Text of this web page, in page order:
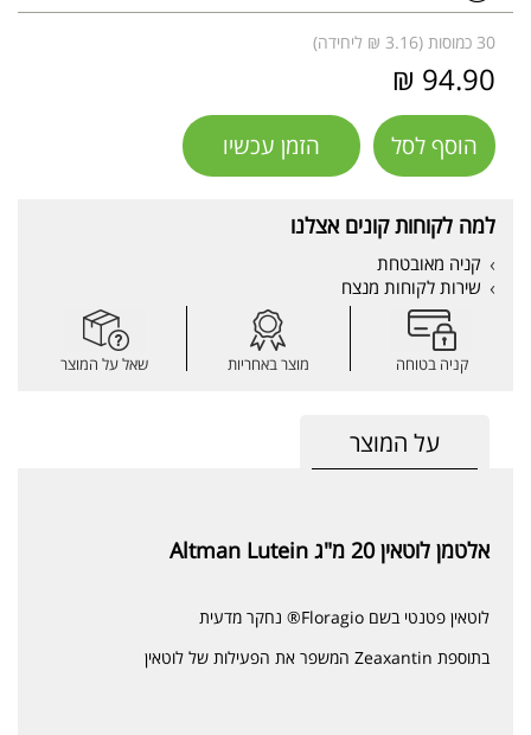
30 כמוסות (3.16 ₪ ליחידה)
94.90 ₪
הוסף לסל הזמן עכשיו
למה לקוחות קונים אצלנו
קניה מאובטחת
שירות לקוחות מנצח
קניה בטוחה מוצר באחריות שאל על המוצר
על המוצר
אלטמן לוטאין 20 מ"ג Altman Lutein
לוטאין פטנטי בשם Floragio® נחקר מדעית
בתוספת Zeaxantin המשפר את הפעילות של לוטאין